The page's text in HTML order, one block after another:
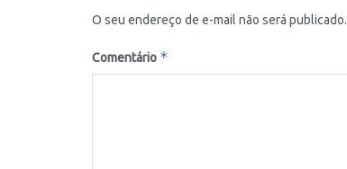
O seu endereço de e-mail não será publicado.
Comentário *